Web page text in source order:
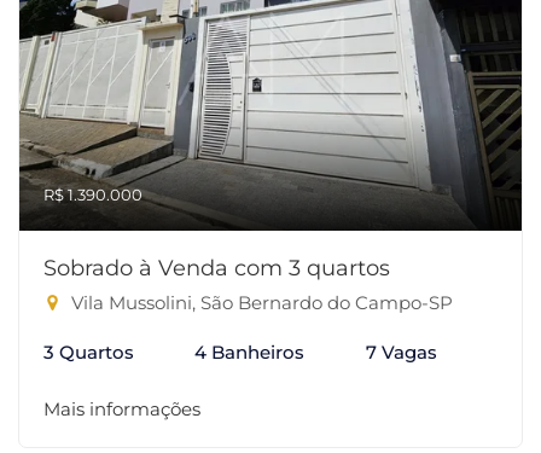
R$ 1.390.000
Sobrado à Venda com 3 quartos
Vila Mussolini, São Bernardo do Campo-SP
3 Quartos 4 Banheiros 7 Vagas
Mais informações